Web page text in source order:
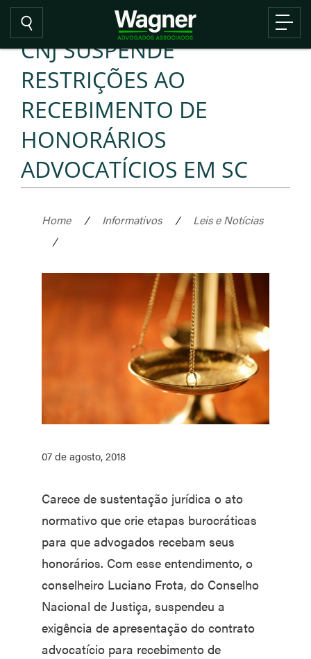
CNJ SUSPENDE
RESTRIÇÕES AO
RECEBIMENTO DE
HONORÁRIOS
ADVOCATÍCIOS EM SC
Home / Informativos /
Leis e Notícias
/
07 de agosto, 2018
Carece de sustentação jurídica o ato
normativo que crie etapas burocráticas
para que advogados recebam seus
honorários. Com esse entendimento, o
conselheiro Luciano Frota, do Conselho
Nacional de Justiça, suspendeu a
exigência de apresentação do contrato
advocatício para recebimento de